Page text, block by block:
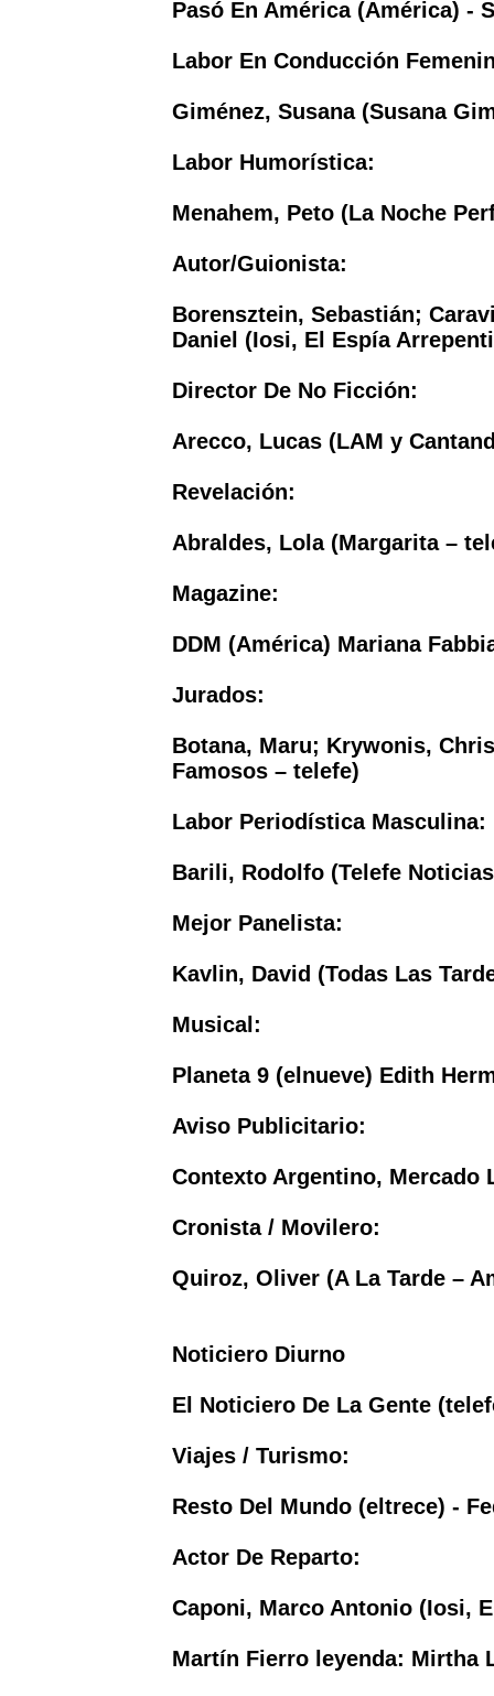
Pasó En América (América) -
Labor En Conducción
Giménez, Susana (Susana
Labor Humorística:
Menahem, Peto (La Noche
Autor/Guionista:
Borensztein, Sebastián;
Daniel (Iosi, El Espía
Director De No Ficción:
Arecco, Lucas (LAM y
Revelación:
Abraldes, Lola (Margarita –
Magazine:
DDM (América) Mariana
Jurados:
Botana, Maru; Krywonis,
Famosos – telefe)
Labor Periodística Masculina:
Barili, Rodolfo (Telefe
Mejor Panelista:
Kavlin, David (Todas Las
Musical:
Planeta 9 (elnueve) Edith
Aviso Publicitario:
Contexto Argentino, Mercado
Cronista / Movilero:
Quiroz, Oliver (A La Tarde –
Noticiero Diurno
El Noticiero De La Gente
Viajes / Turismo:
Resto Del Mundo (eltrece) -
Actor De Reparto:
Caponi, Marco Antonio (Iosi,
Martín Fierro leyenda: Mirtha